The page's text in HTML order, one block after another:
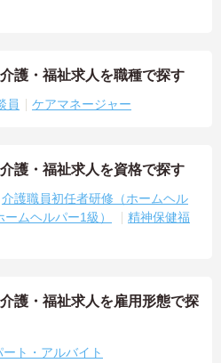
護・福祉求人を職種で探す
員 ケアマネージャー
護・福祉求人を資格で探す
介護職員初任者研修（ホームヘル
ムヘルパー1級）
精神保健福
護・福祉求人を雇用形態で探
ト・アルバイト